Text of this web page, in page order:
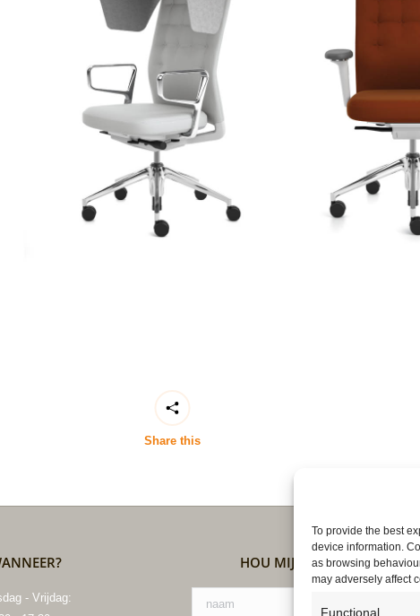
To provide the best
device information.
as browsing
may adversely affect
Functional
Share this
- Vrijdag:
HOU MIJ OP DE HOOGTE